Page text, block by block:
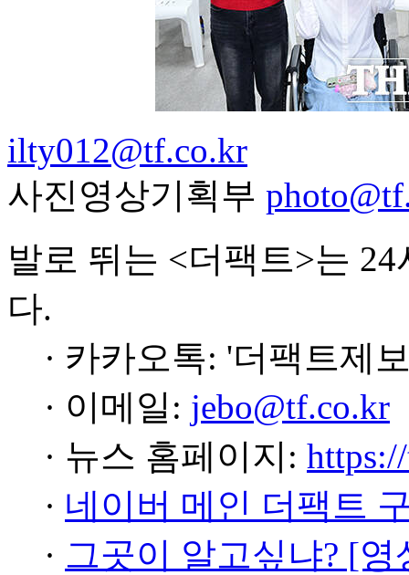
ilty012@tf.co.kr
사진영상기획부
발로 뛰는 <더팩트>는
다.
· 카카오톡: '더팩트제
· 이메일: jebo@tf.co.kr
· 뉴스 홈페이지:
· 네이버 메인 더팩트
· 그곳이 알고싶냐? [